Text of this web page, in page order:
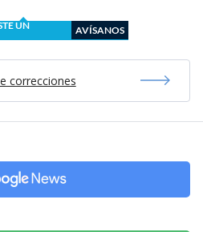
UN
AVÍSANOS
correcciones